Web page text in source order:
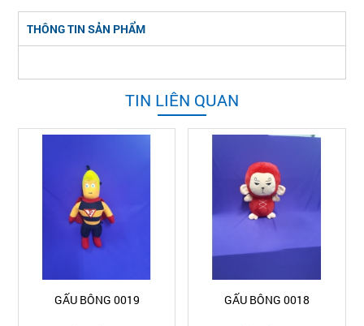
THÔNG TIN SẢN PHẨM
TIN LIÊN QUAN
GẤU BÔNG 0019 GẤU BÔNG 0018